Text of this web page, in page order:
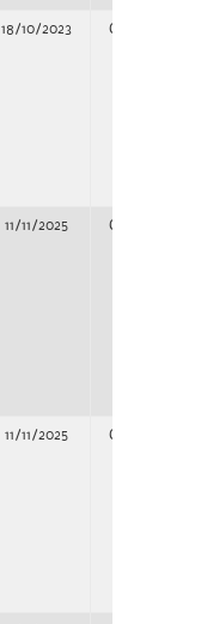
18/10/2023 Concurso
11/11/2025 Concurso
11/11/2025 Concurso